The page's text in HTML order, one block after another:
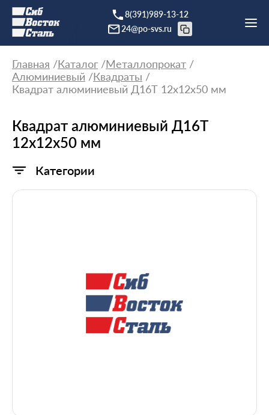
8(391)989-13-12
24@po-svs.ru
Главная Каталог
Металлопрокат
Алюминиевый
Квадраты
Квадрат алюминиевый Д16Т 12х12х50 мм
Квадрат алюминиевый Д16Т
12х12х50 мм
Категории